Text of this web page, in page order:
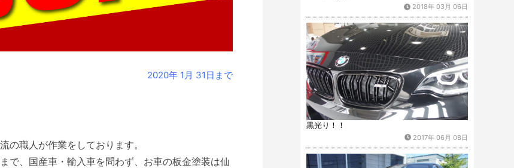
2020年 1月 31日まで
の職人が作業をしております。
、国産車・輸入車を問わず、お車の板金塗装は仙
2018年 03月 06日
黒光り！！
2017年 06月 08日